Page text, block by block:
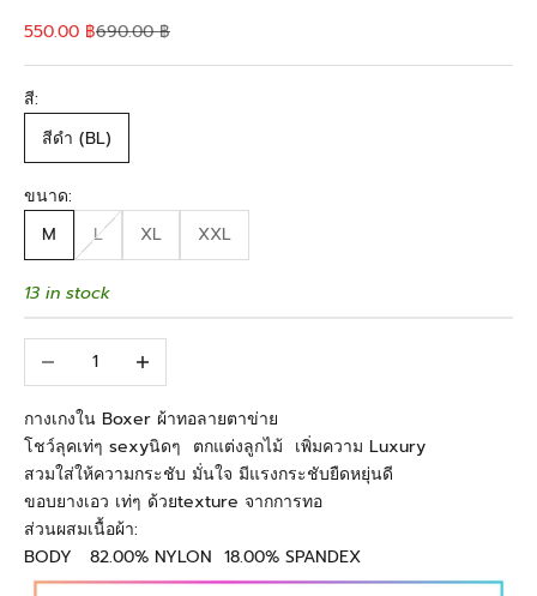
Sale price
550.00 ฿Regular price
690.00 ฿
สี:
สีดำ (BL)
ขนาด:
M
L XL XXL
13 in stock
Decrease quantityIncrease quantity
กางเกงใน Boxer ผ้าทอลายตาข่าย
โชว์ลุคเท่ๆ sexyนิดๆ ตกแต่งลูกไม้ เพิ่มความ Luxury
สวมใส่ให้ความกระชับ มั่นใจ มีแรงกระชับยืดหยุ่นดี
ขอบยางเอว เท่ๆ ด้วยtexture จากการทอ
ส่วนผสมเนื้อผ้า:
BODY 82.00% NYLON 18.00% SPANDEX